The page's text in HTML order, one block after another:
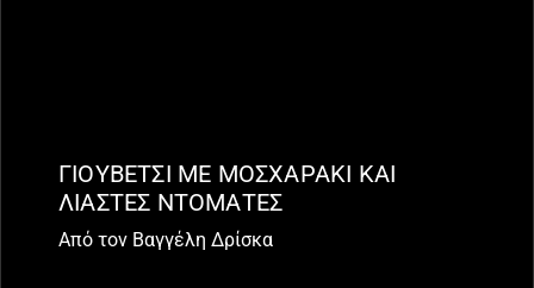
ΓΙΟΥΒΕΤΣΙ ΜΕ ΜΟΣΧΑΡΑΚΙ ΚΑΙ
ΛΙΑΣΤΕΣ ΝΤΟΜΑΤΕΣ
Από τον Βαγγέλη Δρίσκα